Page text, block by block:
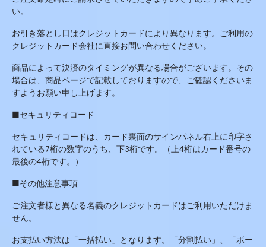
い。
お引き落とし日はクレジットカードにより異なります。ご利用の
クレジットカード会社に直接お問い合わせください。
商品によって決済のタイミングが異なる場合がございます。その
場合は、商品ページで記載しておりますので、ご確認くださいま
すようお願い申し上げます。
■セキュリティコード
セキュリティコードは、カード裏面のサインパネル右上に印字さ
れている7桁の数字のうち、下3桁です。（上4桁はカード番号の
最後の4桁です。）
■その他注意事項
ご注文者様と異なる名義のクレジットカードはご利用いただけま
せん。
お支払い方法は「一括払い」となります。「分割払い」、「ボー